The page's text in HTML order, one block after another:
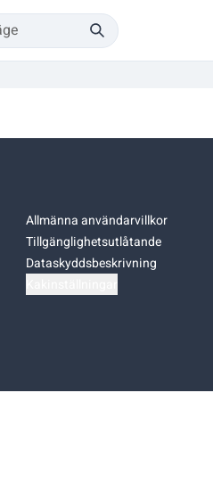
Allmänna användarvillkor
Tillgänglighetsutlåtande
Dataskyddsbeskrivning